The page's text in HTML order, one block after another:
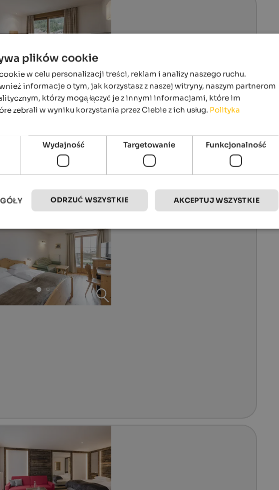
POLISH
plików cookie
w celu personalizacji treści, reklam i analizy naszego ruchu.
informacje o tym, jak korzystasz z naszej witryny, naszym partnerom
którzy mogą łączyć je z innymi informacjami, które im
zebrali w wyniku korzystania przez Ciebie z ich usług. Polityka
Wydajność Targetowanie Funkcjonalność
AKCEPTUJ WSZYSTKIE
ODRZUĆ WSZYSTKIE